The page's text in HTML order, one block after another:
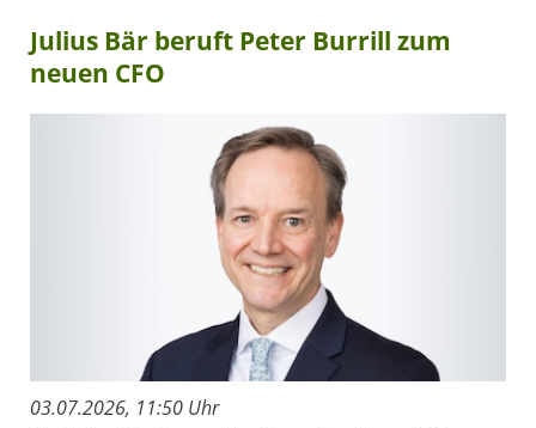
Julius Bär beruft Peter Burrill zum
neuen CFO
03.07.2026, 11:50 Uhr